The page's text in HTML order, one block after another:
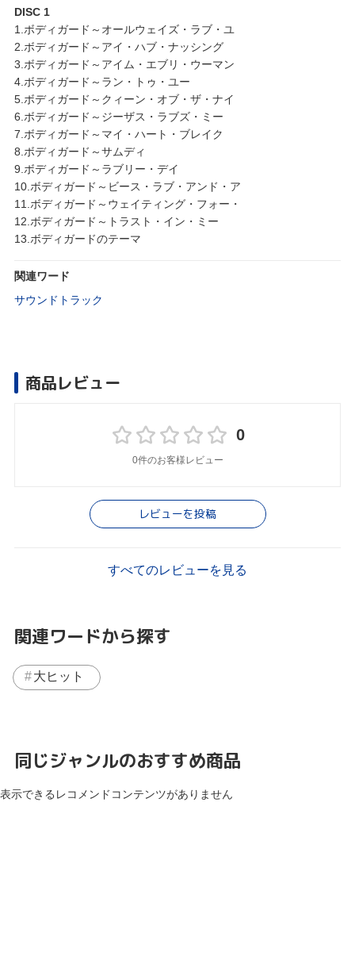
DISC 1
1.ボディガード～オールウェイズ・ラブ・ユ
2.ボディガード～アイ・ハブ・ナッシング
3.ボディガード～アイム・エブリ・ウーマン
4.ボディガード～ラン・トゥ・ユー
5.ボディガード～クィーン・オブ・ザ・ナイ
6.ボディガード～ジーザス・ラブズ・ミー
7.ボディガード～マイ・ハート・ブレイク
8.ボディガード～サムディ
9.ボディガード～ラブリー・デイ
10.ボディガード～ビース・ラブ・アンド・ア
11.ボディガード～ウェイティング・フォー・
12.ボディガード～トラスト・イン・ミー
13.ボディガードのテーマ
関連ワード
サウンドトラック
商品レビュー
0
0件のお客様レビュー
レビューを投稿
すべてのレビューを見る
関連ワードから探す
大ヒット
同じジャンルのおすすめ商品
表示できるレコメンドコンテンツがありません